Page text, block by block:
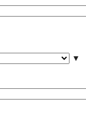
▼